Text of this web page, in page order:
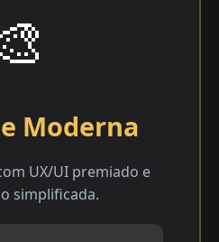
Moderna
UX/UI premiado e
simplificada.